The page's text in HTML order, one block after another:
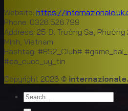
Website: https://
Phone: 0326.526.799
Address: 25 Đ. Trường Sa, Phường
Minh, Vietnam
Hashtag: #B52_Club#
#ca_cuoc_uy_tin
Copyright 2026 ©